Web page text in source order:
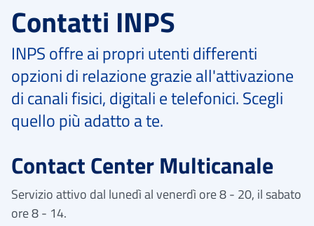
Contatti INPS
INPS offre ai propri utenti differenti
opzioni di relazione grazie all'attivazione
di canali fisici, digitali e telefonici. Scegli
quello più adatto a te.
Contact Center Multicanale
Servizio attivo dal lunedì al venerdì ore 8 - 20, il sabato
ore 8 - 14.